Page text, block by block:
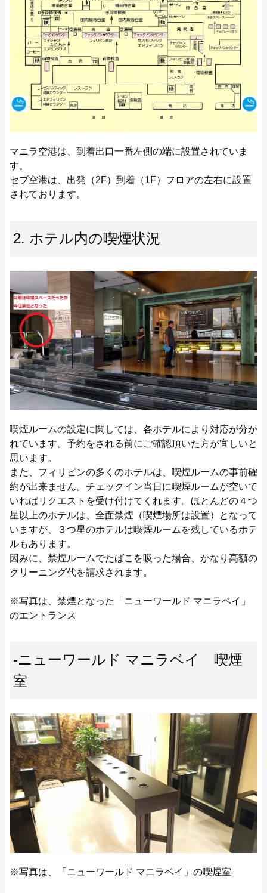
マニラ空港は、到着出口一番左側の端に設置されていま
す。
セブ空港は、出発（2F）到着（1F）フロアの左右に設置
されております。
2. ホテル内の喫煙状況
喫煙ルームの設定に関しては、各ホテルにより対応が分か
れています。予約をされる前にご確認頂いた方が宜しいと
思います。
また、フィリピンの多くのホテルは、喫煙ルームの事前確
約が出来ません。チェックイン当日に喫煙ルームが空いて
いればリクエストを受け付けてくれます。ほとんどの４つ
星以上のホテルは、全面禁煙（喫煙場所は設置）となって
いますが、３つ星のホテルは喫煙ルームを残しているホテ
ルもあります。
因みに、禁煙ルームでたばこを吸った場合、かなり高額の
クリーニング代を請求されます。
※写真は、禁煙となった「ニューワールド マニラベイ」
のエントランス
-ニューワールド マニラベイ 喫煙
室
※写真は、「ニューワールド マニラベイ」の喫煙室